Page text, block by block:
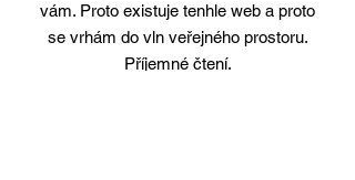
vám. Proto existuje tenhle web a proto
se vrhám do vln veřejného prostoru.
Příjemné čtení.